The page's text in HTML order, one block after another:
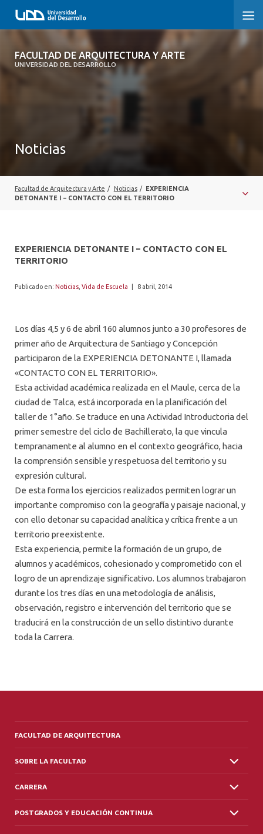
FACULTAD DE ARQUITECTURA Y ARTE
UNIVERSIDAD DEL DESARROLLO
FACULTAD DE ARQUITECTURA Y ARTE
MAGÍSTER
ALUMNI
PLATAFORMA VUT
Noticias
Facultad de Arquitectura y Arte / Noticias / EXPERIENCIA
DETONANTE I – CONTACTO CON EL TERRITORIO
EXPERIENCIA DETONANTE I – CONTACTO CON EL
TERRITORIO
Publicado en: Noticias Vida de Escuela 8 abril, 2014
Los días 4,5 y 6 de abril 160 alumnos junto a 30 profesores de
primer año de Arquitectura de Santiago y Concepción
participaron de la EXPERIENCIA DETONANTE I, llamada
«CONTACTO CON EL TERRITORIO».
Esta actividad académica realizada en el Maule, cerca de la
ciudad de Talca, está incorporada en la planificación del
taller de 1°año. Se traduce en una Actividad Introductoria del
primer semestre del ciclo de Bachillerato, la que vincula
tempranamente al alumno en el contexto geográfico, hacia
la comprensión sensible y respetuosa del territorio y su
expresión cultural.
De esta forma los ejercicios realizados permiten lograr un
importante compromiso con la geografía y paisaje nacional, y
con ello detonar su capacidad analítica y crítica frente a un
territorio preexistente.
Esta experiencia, permite la formación de un grupo, de
alumnos y académicos, cohesionado y comprometido con el
logro de un aprendizaje significativo. Los alumnos trabajaron
durante los tres días en una metodología de análisis,
observación, registro e intervención del territorio que se
traducirá en la construcción de un sello distintivo durante
toda la Carrera.
FACULTAD DE ARQUITECTURA
SOBRE LA FACULTAD
CARRERA
POSTGRADOS Y EDUCACIÓN CONTINUA